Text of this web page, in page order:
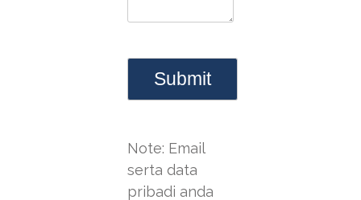
Note: Email
serta data
pribadi anda